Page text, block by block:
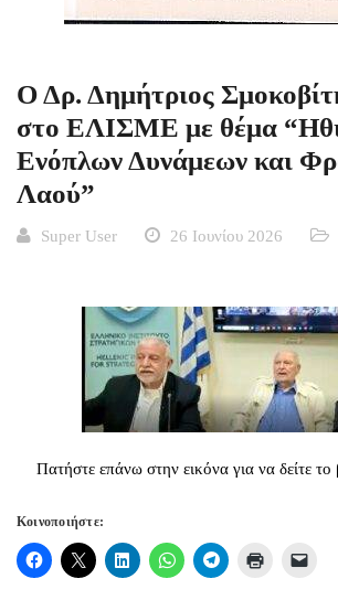
Ο Δρ. Δημήτριος
στο ΕΛΙΣΜΕ με θέμα
Ενόπλων Δυνάμεων και
Λαού”
Super User 26 Ιουνίου 2026
Πατήστε επάνω στην εικόνα για να δείτε το
Κοινοποιήστε: